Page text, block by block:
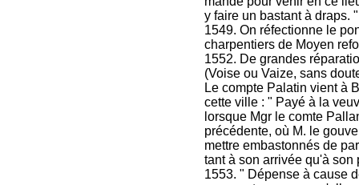
y faire un bastant à draps. "
1549. On réfectionne le
charpentiers de Moyen
1552. De grandes
(Voise ou Vaize, sans
Le compte Palatin vient à
cette ville : " Payé à la
lorsque Mgr le comte
précédente, où M. le
mettre embastonnés de
tant à son arrivée qu'à son
1553. " Dépense à cause